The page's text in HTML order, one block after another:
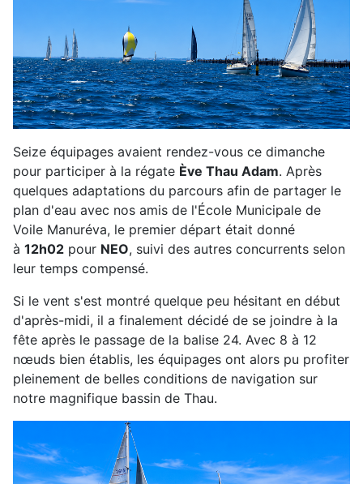
Seize équipages avaient rendez-vous ce dimanche
pour participer à la régate Ève Thau Adam. Après
quelques adaptations du parcours afin de partager le
plan d'eau avec nos amis de l'École Municipale de
Voile Manuréva, le premier départ était donné
à 12h02 pour NEO, suivi des autres concurrents selon
leur temps compensé.
Si le vent s'est montré quelque peu hésitant en début
d'après-midi, il a finalement décidé de se joindre à la
fête après le passage de la balise 24. Avec 8 à 12
nœuds bien établis, les équipages ont alors pu profiter
pleinement de belles conditions de navigation sur
notre magnifique bassin de Thau.